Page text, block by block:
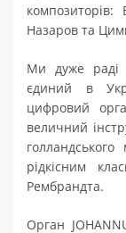
Назаров та
Ми дуже раді
єдиний в
цифровий
величний
рідкісним
Рембрандта.
Орган